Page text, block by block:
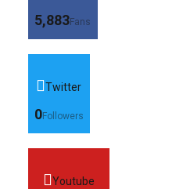
5,883Fans
Twitter
0Followers
Youtube